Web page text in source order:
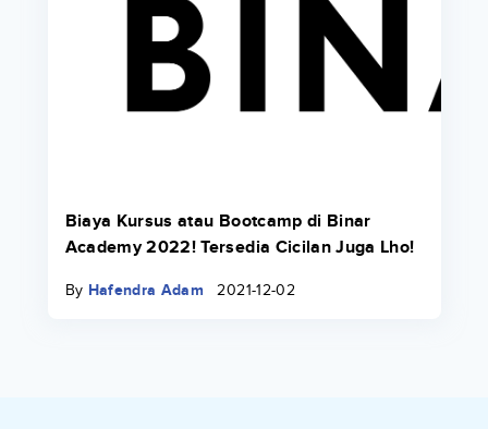
Biaya Kursus atau Bootcamp di Binar
Academy 2022! Tersedia Cicilan Juga Lho!
By Hafendra Adam 2021-12-02